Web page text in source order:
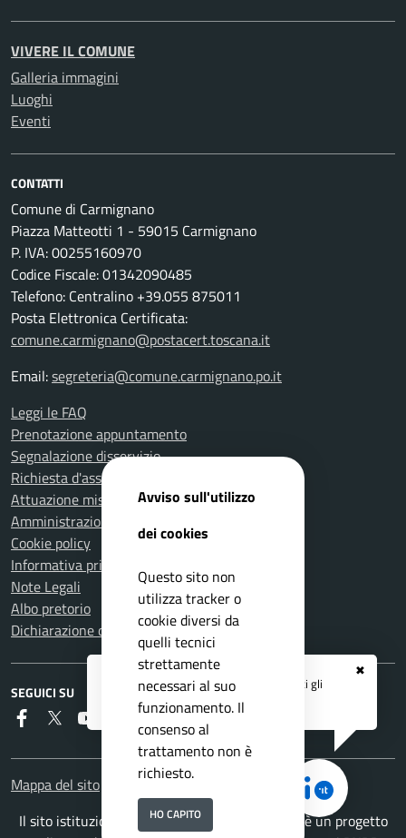
✖
Registrati ai serviziAPP IO
e ricevi tutti gli
aggiornamenti dall'Ente
VIVERE IL COMUNE
Galleria immagini
Luoghi
Eventi
CONTATTI
Comune di Carmignano
Piazza Matteotti 1 - 59015 Carmignano
P. IVA: 00255160970
Codice Fiscale: 01342090485
Telefono: Centralino +39.055 875011
Posta Elettronica Certificata:
comune.carmignano@postacert.toscana.it
Email:segreteria@comune.carmignano.po.it
Leggi le FAQ
Prenotazione appuntamento
Segnalazione disservizio
Richiesta d'assistenza
Attuazione misure PNRR
Amministrazione trasparente
Cookie policy
Informativa privacy
Note Legali
Albo pretorio
Dichiarazione di accessibilità
SEGUICI SU
FaceboookTwitter YoutubeRSS
Mappa del sito
Il sito istituzionale del Comune di Carmignano è un progetto
Avviso sull'utilizzo
dei cookies
Questo sito non
utilizza tracker o
cookie diversi da
quelli tecnici
strettamente
necessari al suo
funzionamento. Il
consenso al
trattamento non è
richiesto.
HO CAPITO